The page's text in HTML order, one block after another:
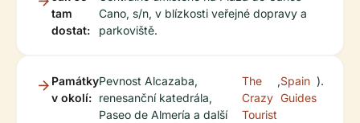
tam
dostat:
Cano, s/n, v blízkosti veřejné dopravy a
parkoviště.
Památky
v okolí:
Pevnost Alcazaba,
renesanční katedrála,
Paseo de Almería a další
The
Crazy
Tourist
,Spain
Guides
).